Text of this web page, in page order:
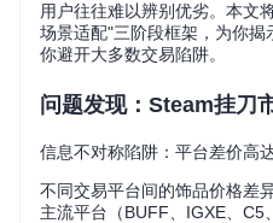
用户往往难以辨别优劣。本
场景适配"三阶段框架，为你
你避开大多数交易陷阱。
问题发现：Steam挂刀
信息不对称陷阱：平台差价高
不同交易平台间的饰品价格差
主流平台（BUFF、IGXE、C5